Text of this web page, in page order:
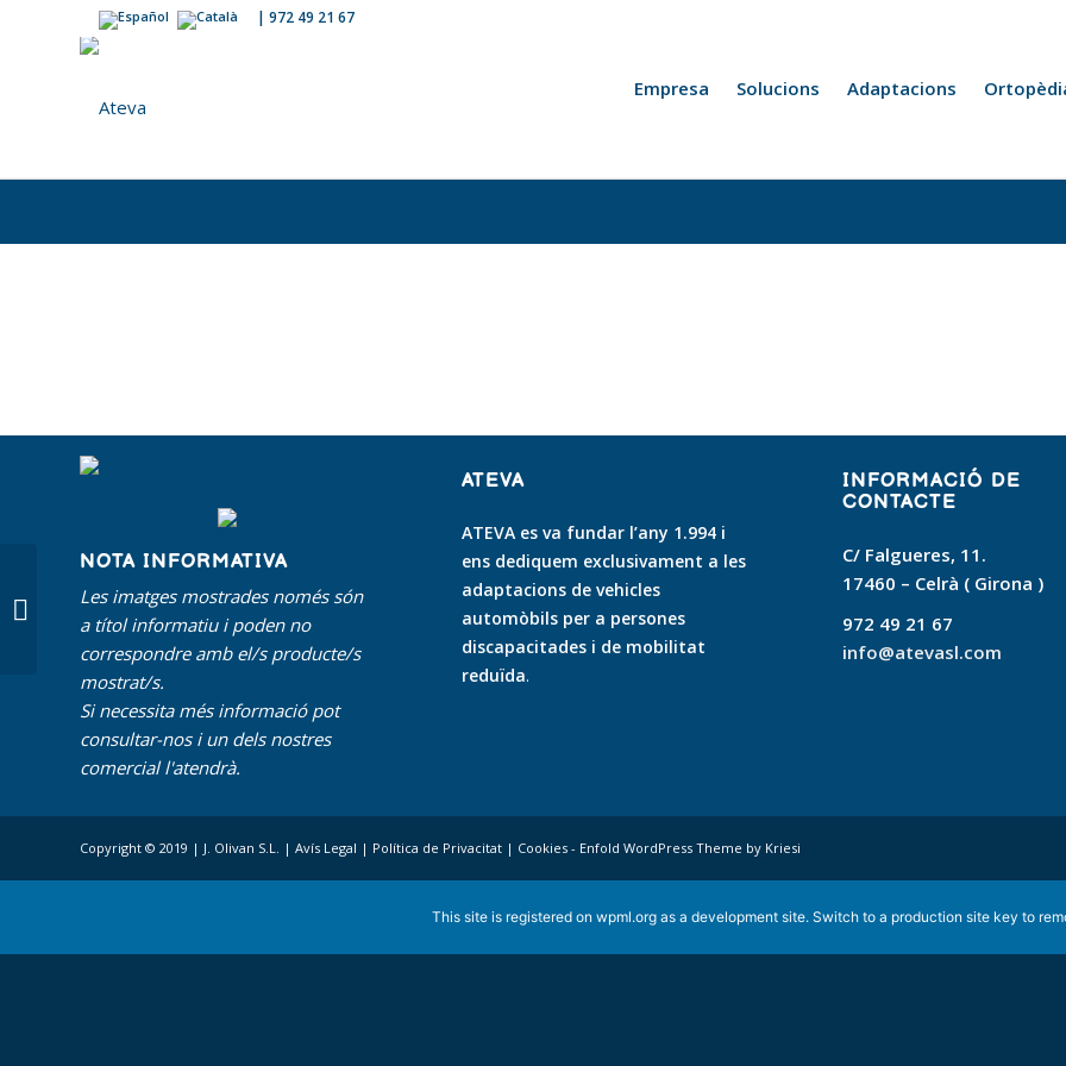
| 972 49 21 67
Empresa Solucions Adaptacions
NOTA INFORMATIVA
Les imatges mostrades només són
a títol informatiu i poden no
correspondre amb el/s producte/s
mostrat/s.
Si necessita més informació pot
consultar-nos i un dels nostres
comercial l'atendrà.
ATEVA
ATEVA es va fundar l’any 1.994 i
ens dediquem exclusivament a les
adaptacions de vehicles
automòbils per a persones
discapacitades i de mobilitat
reduïda.
INFORMACIÓ DE
CONTACTE
C/ Falgueres, 11.
17460 – Celrà ( Girona )
972 49 21 67
info@atevasl.com
Copyright © 2019 | J. Olivan S.L. | Avís Legal | Política de Privacitat | Cookies - Enfold WordPress Theme by Kriesi
Opel Combo L2
This site is registered on wpml.orgas a development site. Switch to a production site key to